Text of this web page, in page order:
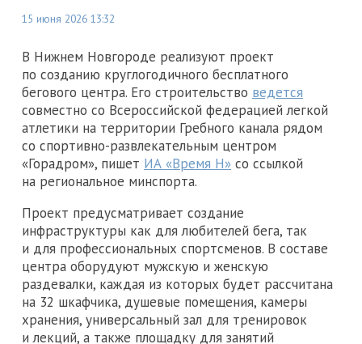
15 июня 2026 13:32
В Нижнем Новгороде реализуют проект
по созданию круглогодичного бесплатного
бегового центра. Его строительство ведется
совместно со Всероссийской федерацией легкой
атлетики на территории Гребного канала рядом
со спортивно-развлекательным центром
«Горадром», пишет ИА «Время Н» со ссылкой
на региональное минспорта.
Проект предусматривает создание
инфраструктуры как для любителей бега, так
и для профессиональных спортсменов. В составе
центра оборудуют мужскую и женскую
раздевалки, каждая из которых будет рассчитана
на 32 шкафчика, душевые помещения, камеры
хранения, универсальный зал для тренировок
и лекций, а также площадку для занятий